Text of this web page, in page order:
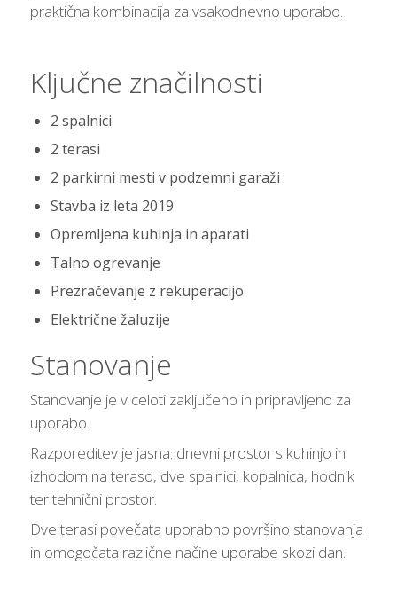
praktična kombinacija za vsakodnevno uporabo.
Ključne značilnosti
2 spalnici
2 terasi
2 parkirni mesti v podzemni garaži
Stavba iz leta 2019
Opremljena kuhinja in aparati
Talno ogrevanje
Prezračevanje z rekuperacijo
Električne žaluzije
Stanovanje
Stanovanje je v celoti zaključeno in pripravljeno za
uporabo.
Razporeditev je jasna: dnevni prostor s kuhinjo in
izhodom na teraso, dve spalnici, kopalnica, hodnik
ter tehnični prostor.
Dve terasi povečata uporabno površino stanovanja
in omogočata različne načine uporabe skozi dan.